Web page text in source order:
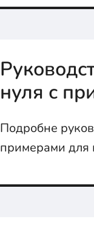
нуля с
Подробне
примерами для